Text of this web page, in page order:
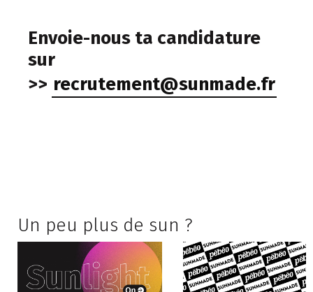
Envoie-nous ta candidature
sur
>> recrutement@sunmade.fr
Un peu plus de sun ?